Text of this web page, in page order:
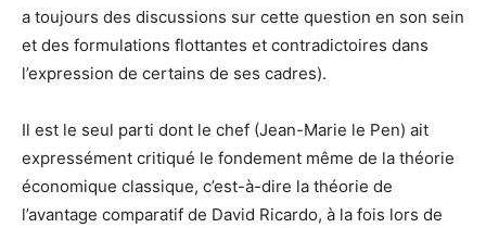
a toujours des discussions sur cette question en son sein
et des formulations flottantes et contradictoires dans
l’expression de certains de ses cadres).
Il est le seul parti dont le chef (Jean-Marie le Pen) ait
expressément critiqué le fondement même de la théorie
économique classique, c’est-à-dire la théorie de
l’avantage comparatif de David Ricardo, à la fois lors de